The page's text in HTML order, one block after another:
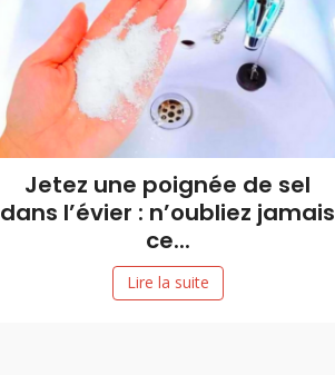
Jetez une poignée de sel
dans l’évier : n’oubliez jamais
ce...
Lire la suite